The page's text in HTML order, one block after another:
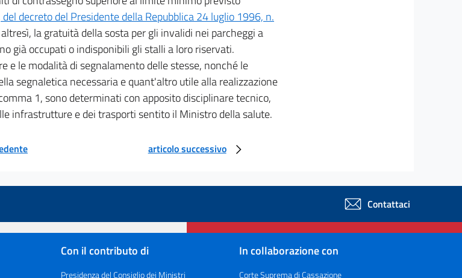
decreto del Presidente della Repubblica 24 luglio 1996, n.
la gratuità della sosta per gli invalidi nei parcheggi a
già occupati o indisponibili gli stalli a loro riservati.
e le modalità di segnalamento delle stesse, nonché le
segnaletica necessaria e quant'altro utile alla realizzazione
1, sono determinati con apposito disciplinare tecnico,
infrastrutture e dei trasporti sentito il Ministro della salute.
articolo successivo
Contattaci
Con il contributo di
Presidenza del Consiglio dei Ministri
In collaborazione con
Corte Suprema di Cassazione